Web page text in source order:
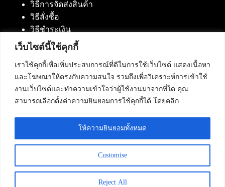
เว็บไซต์นี้ใช้คุกกี้
เราใช้คุกกี้เพื่อเพิ่มประสบการณ์ที่ดีในการใช้เว็บไซต์ แสดงเนื้อหา
และโฆษณาให้ตรงกับความสนใจ รวมถึงเพื่อวิเคราะห์การเข้าใช้
งานเว็บไซต์และทำความเข้าใจว่าผู้ใช้งานมาจากที่ใด คุณ
สามารถเลือกตั้งค่าความยินยอมการใช้คุกกี้ได้ โดยคลิก
Customise
Reject All
ให้ความยินยอมทั้งหมด
วิธีการจัดส่งสินค้า
วิธีสั่งซื้อ
วิธีชำระเงิน
ติดต่อเรา
บริษัท เน็ทฟิวชั่น คอมมิวนิเคชั่น จำกัด 420/94 ถนน
นัมเบอร์วัน-ราม 2 แขวงดอกไม้, เขตประเวศ
กรุงเทพมหานคร 10250
โทรศัพท์ :084-553-4055,086-309-5259,